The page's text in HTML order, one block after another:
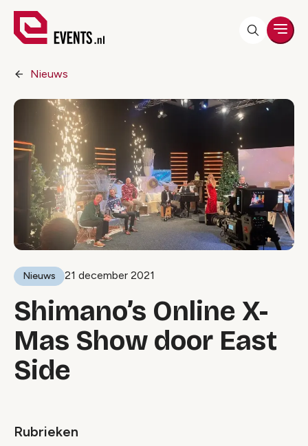
Nieuws
Nieuws 21 december 2021
Shimano’s Online X-
Mas Show door East
Side
Rubrieken